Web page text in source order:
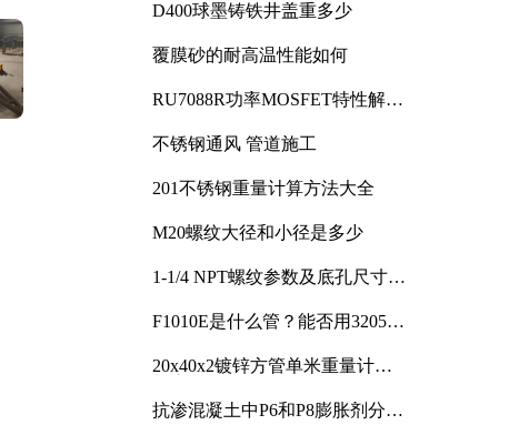
D400球墨铸铁井盖重多少
覆膜砂的耐高温性能如何
RU7088R功率MOSFET特性解析
不锈钢通风 管道施工
201不锈钢重量计算方法大全
M20螺纹大径和小径是多少
1-1/4 NPT螺纹参数及底孔尺寸详
F1010E是什么管？能否用3205或
20x40x2镀锌方管单米重量计算
抗渗混凝土中P6和P8膨胀剂分别